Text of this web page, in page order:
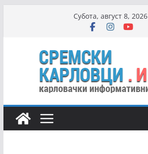
Субота, август 8, 2026